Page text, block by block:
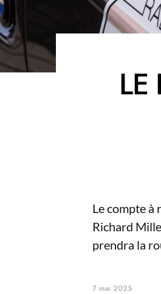
LE
Le compte à
Richard
prendra la
7 mai 2025